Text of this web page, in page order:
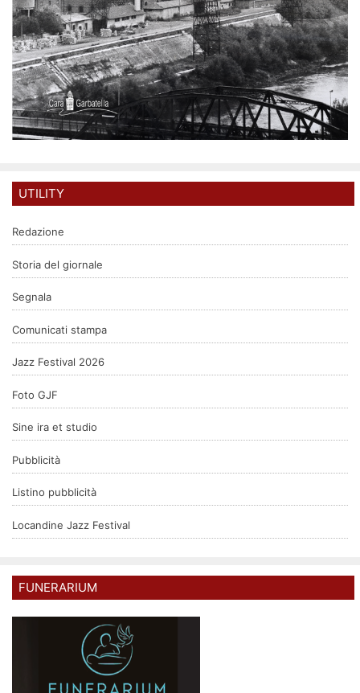
UTILITY
Redazione
Storia del giornale
Segnala
Comunicati stampa
Jazz Festival 2026
Foto GJF
Sine ira et studio
Pubblicità
Listino pubblicità
Locandine Jazz Festival
FUNERARIUM